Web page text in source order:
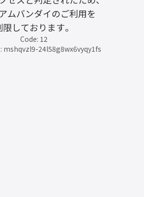
ムバンダイのご利用を
限しております。
Code: 12
mshqvzl9-24l58g8wx6vyqy1fs